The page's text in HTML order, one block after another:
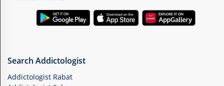
Search Addictologist
Addictologist Rabat